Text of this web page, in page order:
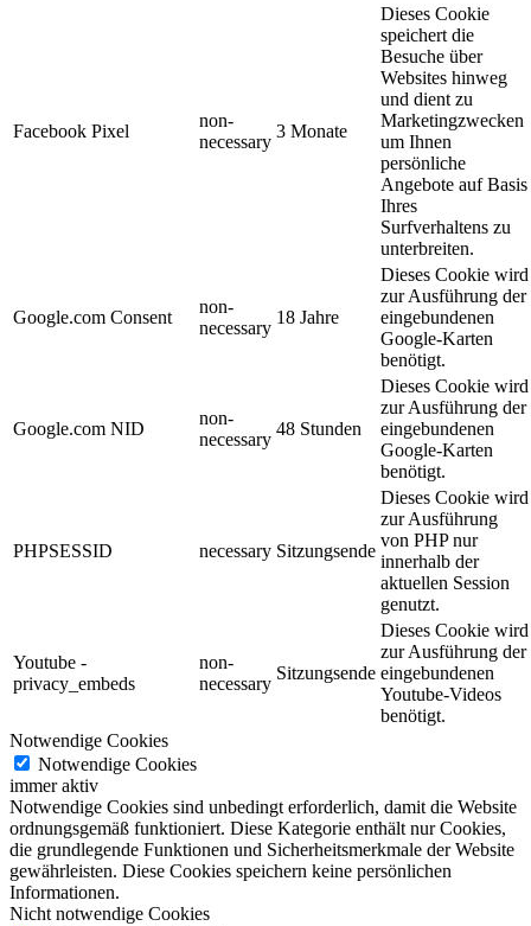
Facebook Pixel
non-
necessary
3 Monate
Dieses Cookie
speichert die
Besuche über
Websites hinweg
und dient zu
Marketingzwecken
um Ihnen
persönliche
Angebote auf Basis
Ihres
Surfverhaltens zu
unterbreiten.
Google.com Consent
non-
necessary
18 Jahre
Dieses Cookie wird
zur Ausführung der
eingebundenen
Google-Karten
benötigt.
Google.com NID
non-
necessary
48 Stunden
Dieses Cookie wird
zur Ausführung der
eingebundenen
Google-Karten
benötigt.
PHPSESSID necessary Sitzungsende
Dieses Cookie wird
zur Ausführung
von PHP nur
innerhalb der
aktuellen Session
genutzt.
Youtube -
privacy_embeds
non-
necessary
Sitzungsende
Dieses Cookie wird
zur Ausführung der
eingebundenen
Youtube-Videos
benötigt.
Notwendige Cookies
Notwendige Cookies
immer aktiv
Notwendige Cookies sind unbedingt erforderlich, damit die Website
ordnungsgemäß funktioniert. Diese Kategorie enthält nur Cookies,
die grundlegende Funktionen und Sicherheitsmerkmale der Website
gewährleisten. Diese Cookies speichern keine persönlichen
Informationen.
Nicht notwendige Cookies